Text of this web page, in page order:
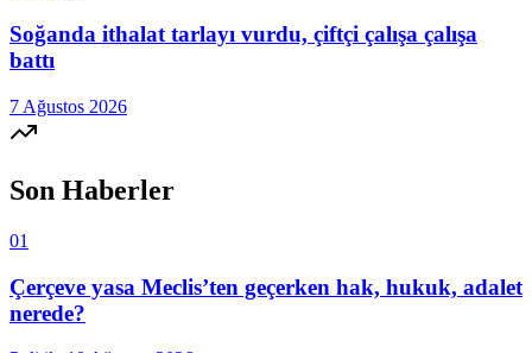
Soğanda ithalat tarlayı vurdu, çiftçi çalışa çalışa
battı
7 Ağustos 2026
Son Haberler
01
Çerçeve yasa Meclis’ten geçerken hak, hukuk, adalet
nerede?